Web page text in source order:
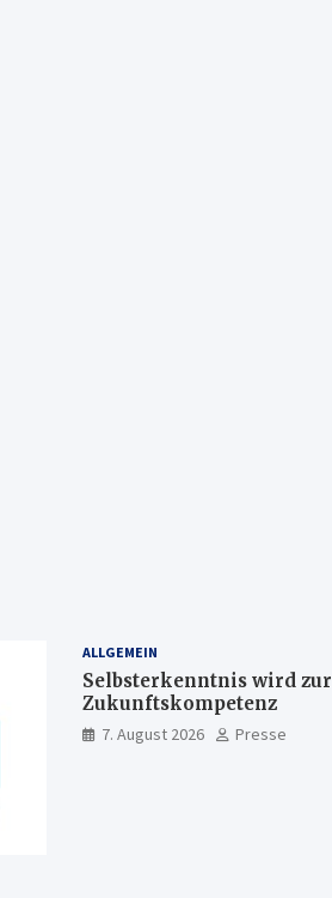
ALLGEMEIN
Selbsterkenntnis wird zur
Zukunftskompetenz
7. August 2026 Presse